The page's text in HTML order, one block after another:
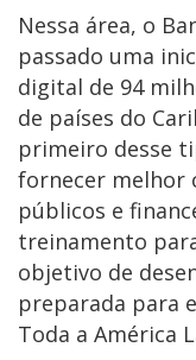
Nessa área, o
passado uma
digital de 94
de países do
primeiro desse
fornecer melhor
públicos e
treinamento
objetivo de
preparada para
Toda a América